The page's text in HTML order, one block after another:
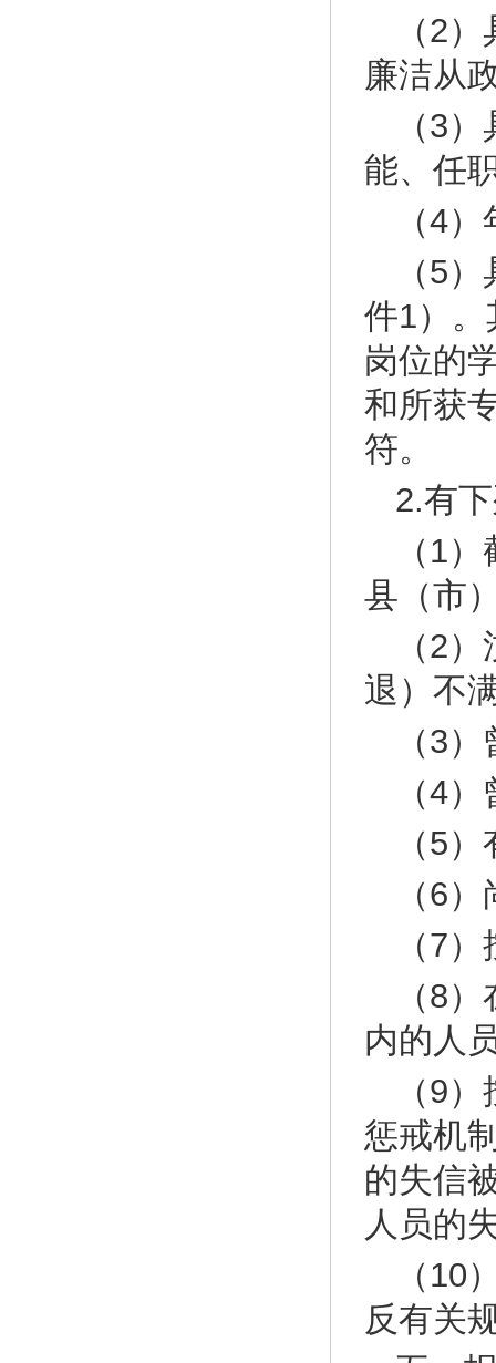
（2
廉洁从
（3
能、任
（4
（5
件1）。
岗位的
和所获
符。
2.有
（1
县（市
（2
退）不
（3
（4
（5
（6
（7
（8
内的人
（9
惩戒机
的失信
人员的
（10
反有关